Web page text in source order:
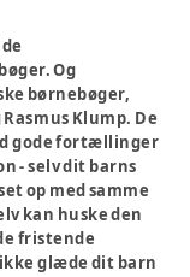
Og
børnebøger,
Rasmus Klump. De
gode fortællinger
- selv dit barns
op med samme
kan huske den
fristende
glæde dit barn